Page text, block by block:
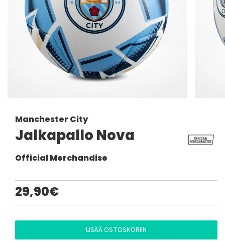
Manchester City
Jalkapallo Nova
Official Merchandise
29,90€
LISÄÄ OSTOSKORIIN